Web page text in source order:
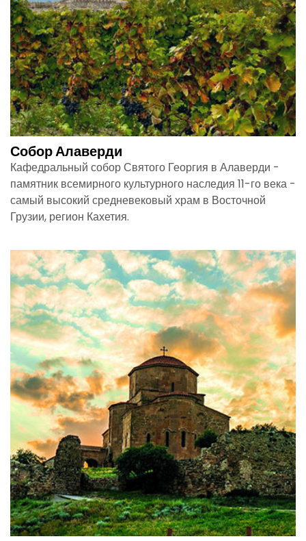
Собор Алаверди
Кафедральный собор Святого Георгия в Алаверди -
памятник всемирного культурного наследия 11-го века -
самый высокий средневековый храм в Восточной
Грузии, регион Кахетия.